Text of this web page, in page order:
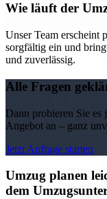
Wie läuft der
Unser Team erscheint
sorgfältig ein und
und zuverlässig.
Alle Fragen
Dann probieren Sie
Angebot an – ganz
Jetzt Anfrage starten
Umzug planen
dem